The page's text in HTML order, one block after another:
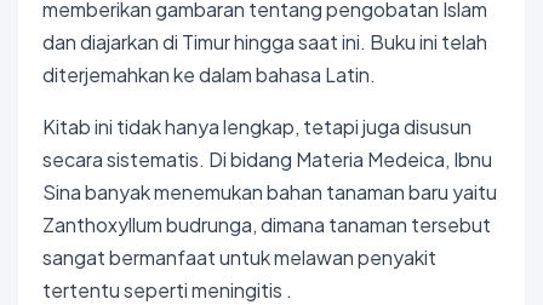
memberikan gambaran tentang pengobatan Islam
dan diajarkan di Timur hingga saat ini. Buku ini telah
diterjemahkan ke dalam bahasa Latin.
Kitab ini tidak hanya lengkap, tetapi juga disusun
secara sistematis. Di bidang Materia Medeica, Ibnu
Sina banyak menemukan bahan tanaman baru yaitu
Zanthoxyllum budrunga, dimana tanaman tersebut
sangat bermanfaat untuk melawan penyakit
tertentu seperti meningitis .